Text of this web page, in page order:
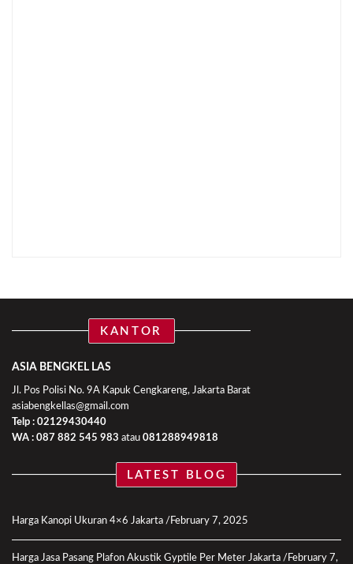
KANTOR
ASIA BENGKEL LAS
Jl. Pos Polisi No. 9A Kapuk Cengkareng, Jakarta Barat
asiabengkellas@gmail.com
Telp : 02129430440
WA : 087 882 545 983 atau 081288949818
LATEST BLOG
Harga Kanopi Ukuran 4×6 Jakarta February 7, 2025
Harga Jasa Pasang Plafon Akustik Gyptile Per Meter Jakarta February 7,